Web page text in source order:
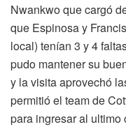
Nwankwo que cargó
que Espinosa y
local) tenían 3 y 4
pudo mantener su
y la visita aprovechó
permitió el team de
para ingresar al ultimo